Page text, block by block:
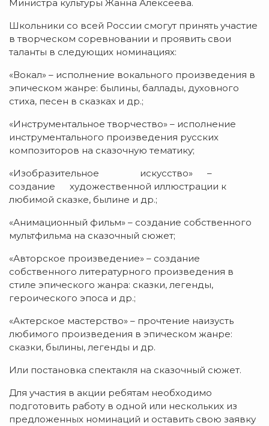
Министра культуры Жанна Алексеева.
Школьники со всей России смогут принять участие
в творческом соревновании и проявить свои
таланты в следующих номинациях:
«Вокал» – исполнение вокального произведения в
эпическом жанре: былины, баллады, духовного
стиха, песен в сказках и др.;
«Инструментальное творчество» – исполнение
инструментального произведения русских
композиторов на сказочную тематику;
«Изобразительное искусство» –
создание художественной иллюстрации к
любимой сказке, былине и др.;
«Анимационный фильм» – создание собственного
мультфильма на сказочный сюжет;
«Авторское произведение» – создание
собственного литературного произведения в
стиле эпического жанра: сказки, легенды,
героического эпоса и др.;
«Актерское мастерство» – прочтение наизусть
любимого произведения в эпическом жанре:
сказки, былины, легенды и др.
Или постановка спектакля на сказочный сюжет.
Для участия в акции ребятам необходимо
подготовить работу в одной или нескольких из
предложенных номинаций и оставить свою заявку